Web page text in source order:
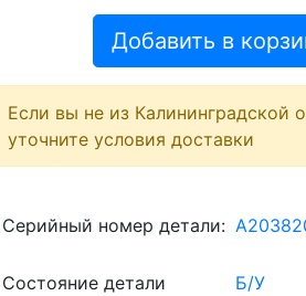
Добавить в
Если вы не из Калининградской
уточните условия доставки
Серийный номер детали:
Состояние детали Б/У